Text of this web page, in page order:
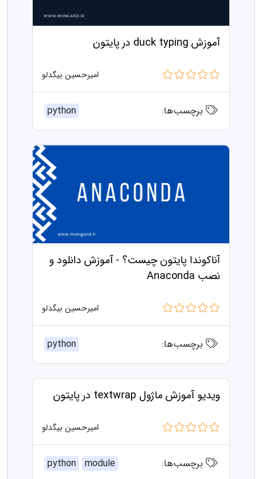
آموزش duck typing در پایتون
امیرحسین بیگدلو
برچسب‌ها: python
آناکوندا پایتون چیست؟ - آموزش دانلود و
نصب Anaconda
امیرحسین بیگدلو
برچسب‌ها: python
ویدیو آموزش ماژول textwrap در پایتون
امیرحسین بیگدلو
برچسب‌ها: python module